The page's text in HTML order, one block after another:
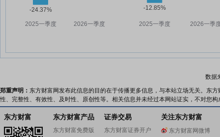
数据
郑重声明： 东方财富网发布此信息的目的在于传播更多信息，与本站立场无关。东
性、完整性、有效性、及时性、原创性等。相关信息并未经过本网站证实，不对您
东方财富 东方财富产品
东方财富免费版
证券交易
东方财富证券开户
关注东方财富
东方财富网微博